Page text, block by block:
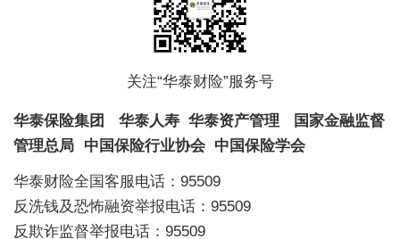
关注“华泰财险”服务号
华泰保险集团 华泰人寿 华泰资产管理
国家金融监督
管理总局
中国保险行业协会 中国保险学会
华泰财险全国客服电话：95509
反洗钱及恐怖融资举报电话：95509
反欺诈监督举报电话：95509